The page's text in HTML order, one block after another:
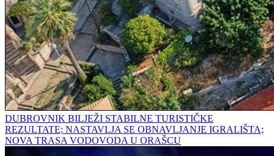
DUBROVNIK BILJEŽI STABILNE TURISTIČKE
REZULTATE; NASTAVLJA SE OBNAVLJANJE IGRALIŠTA;
NOVA TRASA VODOVODA U ORAŠCU